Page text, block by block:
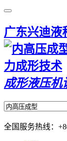
广东兴迪液
力成形技术
成形液压机
全国服务热线：